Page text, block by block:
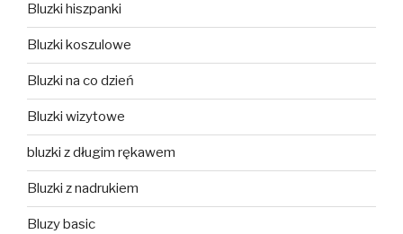
Bluzki hiszpanki
Bluzki koszulowe
Bluzki na co dzień
Bluzki wizytowe
bluzki z długim rękawem
Bluzki z nadrukiem
Bluzy basic